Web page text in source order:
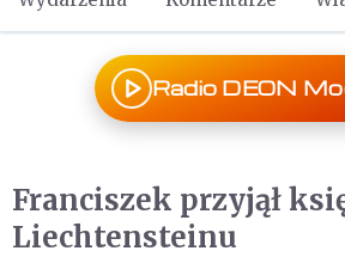
Radio DEON
Franciszek przyjął
Liechtensteinu